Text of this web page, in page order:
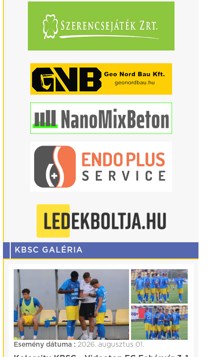
KBSC GALÉRIA
Esemény dátuma : 2026. augusztus 01.